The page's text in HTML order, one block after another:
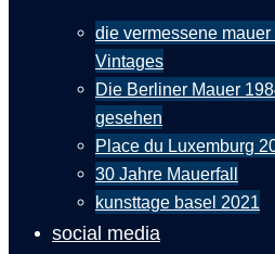
die vermessene
Vintages
Die Berliner Mauer
gesehen
Place du Luxemburg
30 Jahre Mauerfall
kunsttage basel 2021
social media